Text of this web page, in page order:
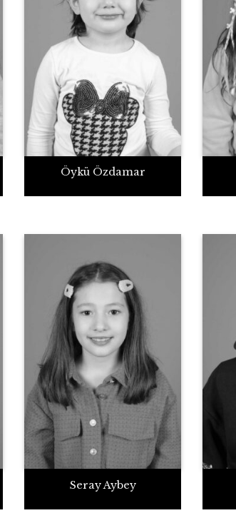
Öykü Özdamar
Seray Aybey